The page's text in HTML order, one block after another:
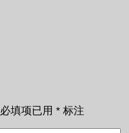
必填项已用 * 标注